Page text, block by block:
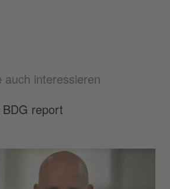
auch interessieren
report